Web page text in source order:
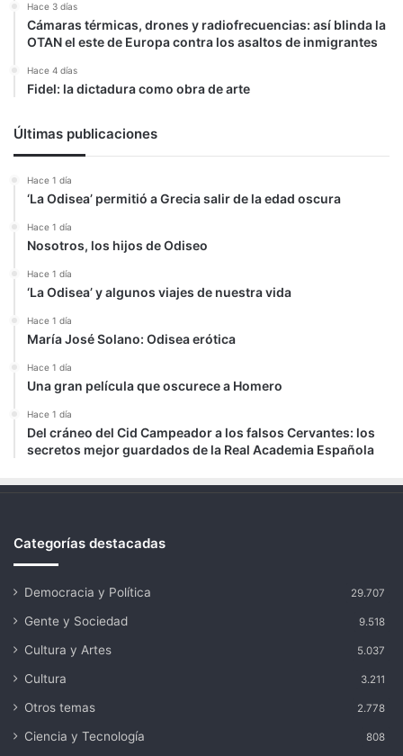
Hace 3 días
Cámaras térmicas, drones y radiofrecuencias: así blinda la
OTAN el este de Europa contra los asaltos de inmigrantes
Hace 4 días
Fidel: la dictadura como obra de arte
Últimas publicaciones
Hace 1 día
‘La Odisea’ permitió a Grecia salir de la edad oscura
Hace 1 día
Nosotros, los hijos de Odiseo
Hace 1 día
‘La Odisea’ y algunos viajes de nuestra vida
Hace 1 día
María José Solano: Odisea erótica
Hace 1 día
Una gran película que oscurece a Homero
Hace 1 día
Del cráneo del Cid Campeador a los falsos Cervantes: los
secretos mejor guardados de la Real Academia Española
Categorías destacadas
Democracia y Política 29.707
Gente y Sociedad 9.518
Cultura y Artes 5.037
Cultura 3.211
Otros temas 2.778
Ciencia y Tecnología 808